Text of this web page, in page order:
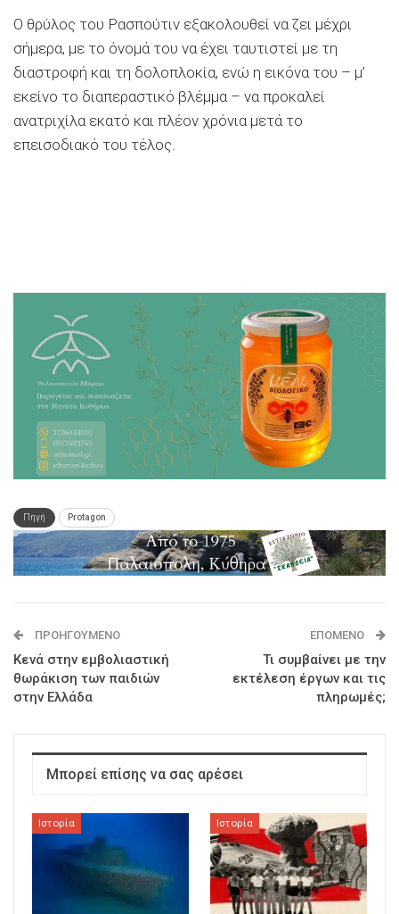
Ο θρύλος του Ρασπούτιν εξακολουθεί να ζει μέχρι
σήμερα, με το όνομά του να έχει ταυτιστεί με τη
διαστροφή και τη δολοπλοκία, ενώ η εικόνα του – μ’
εκείνο το διαπεραστικό βλέμμα – να προκαλεί
ανατριχίλα εκατό και πλέον χρόνια μετά το
επεισοδιακό του τέλος.
Πηγή Protagon
ΠΡΟΗΓΟΎΜΕΝΟ
Κενά στην εμβολιαστική
θωράκιση των παιδιών
στην Ελλάδα
ΕΠΌΜΕΝΟ
Τι συμβαίνει με την
εκτέλεση έργων και τις
πληρωμές;
Μπορεί επίσης να σας αρέσει
Ιστορία Ιστορία